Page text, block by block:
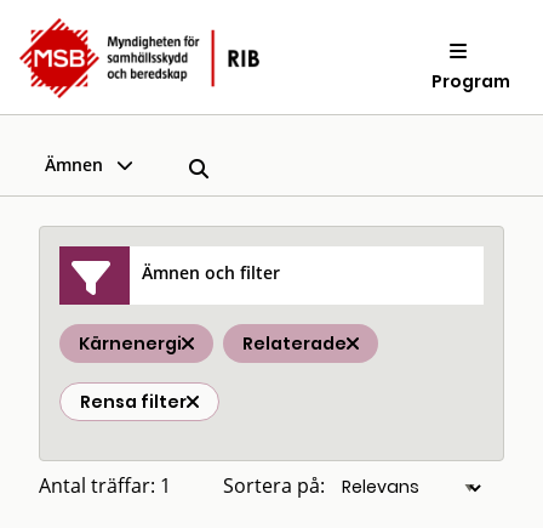
Program
Ämnen
Ämnen och filter
Kärnenergi Relaterade
Rensa filter
Antal träffar: 1 Sortera på: